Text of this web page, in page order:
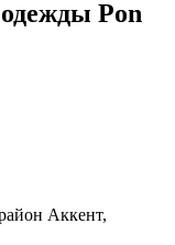
Pon
Аккент,